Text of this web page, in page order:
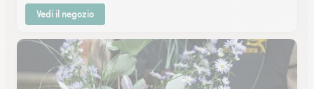
Vedi il negozio